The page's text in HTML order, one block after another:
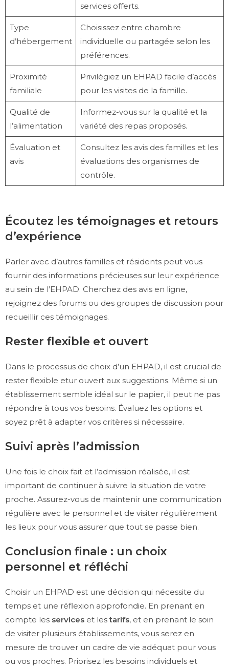
services offerts.
Type
d’hébergement
Choisissez entre chambre
individuelle ou partagée selon les
préférences.
Proximité
familiale
Privilégiez un EHPAD facile d’accès
pour les visites de la famille.
Qualité de
l’alimentation
Informez-vous sur la qualité et la
variété des repas proposés.
Évaluation et
avis
Consultez les avis des familles et les
évaluations des organismes de
contrôle.
Écoutez les témoignages et retours
d’expérience
Parler avec d’autres familles et résidents peut vous
fournir des informations précieuses sur leur expérience
au sein de l’EHPAD. Cherchez des avis en ligne,
rejoignez des forums ou des groupes de discussion pour
recueillir ces témoignages.
Rester flexible et ouvert
Dans le processus de choix d’un EHPAD, il est crucial de
rester flexible etur ouvert aux suggestions. Même si un
établissement semble idéal sur le papier, il peut ne pas
répondre à tous vos besoins. Évaluez les options et
soyez prêt à adapter vos critères si nécessaire.
Suivi après l’admission
Une fois le choix fait et l’admission réalisée, il est
important de continuer à suivre la situation de votre
proche. Assurez-vous de maintenir une communication
régulière avec le personnel et de visiter régulièrement
les lieux pour vous assurer que tout se passe bien.
Conclusion finale : un choix
personnel et réfléchi
Choisir un EHPAD est une décision qui nécessite du
temps et une réflexion approfondie. En prenant en
compte les services et lestarifs, et en prenant le soin
de visiter plusieurs établissements, vous serez en
mesure de trouver un cadre de vie adéquat pour vous
ou vos proches. Priorisez les besoins individuels et